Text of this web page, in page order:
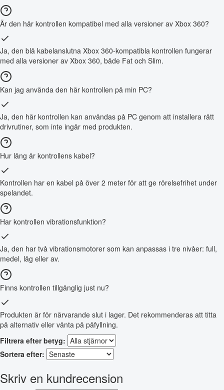
Är den här kontrollen kompatibel med alla versioner av Xbox 360?
Ja, den blå kabelanslutna Xbox 360-kompatibla kontrollen fungerar
med alla versioner av Xbox 360, både Fat och Slim.
Kan jag använda den här kontrollen på min PC?
Ja, den här kontrollen kan användas på PC genom att installera rätt
drivrutiner, som inte ingår med produkten.
Hur lång är kontrollens kabel?
Kontrollen har en kabel på över 2 meter för att ge rörelsefrihet under
spelandet.
Har kontrollen vibrationsfunktion?
Ja, den har två vibrationsmotorer som kan anpassas i tre nivåer: full,
medel, låg eller av.
Finns kontrollen tillgänglig just nu?
Produkten är för närvarande slut i lager. Det rekommenderas att titta
på alternativ eller vänta på påfyllning.
Filtrera efter betyg:
Sortera efter:
Skriv en kundrecension